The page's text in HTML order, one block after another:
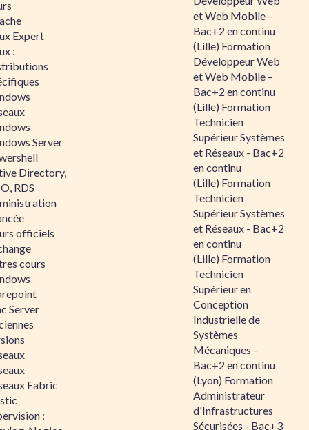
Expert
:
Server
Directory,
RDS
officiels
cours
Server
Fabric
:
et Web Mobile –
Bac+2 en continu
(Lille) Formation
Développeur Web
et Web Mobile –
Bac+2 en continu
(Lille) Formation
Technicien
Supérieur Systèmes
et Réseaux - Bac+2
en continu
(Lille) Formation
Technicien
Supérieur Systèmes
et Réseaux - Bac+2
en continu
(Lille) Formation
Technicien
Supérieur en
Conception
Industrielle de
Systèmes
Mécaniques -
Bac+2 en continu
(Lyon) Formation
Administrateur
d'Infrastructures
Sécurisées - Bac+3